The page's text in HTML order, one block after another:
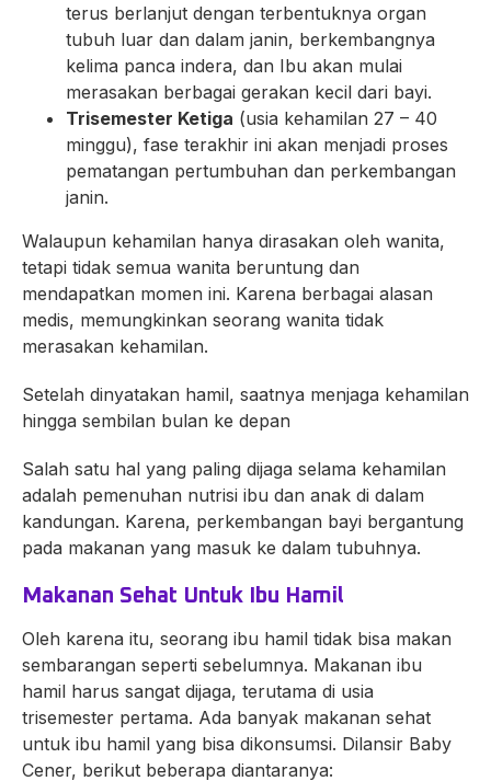
terus berlanjut dengan terbentuknya organ
tubuh luar dan dalam janin, berkembangnya
kelima panca indera, dan Ibu akan mulai
merasakan berbagai gerakan kecil dari bayi.
Trisemester Ketiga (usia kehamilan 27 – 40
minggu), fase terakhir ini akan menjadi proses
pematangan pertumbuhan dan perkembangan
janin.
Walaupun kehamilan hanya dirasakan oleh wanita,
tetapi tidak semua wanita beruntung dan
mendapatkan momen ini. Karena berbagai alasan
medis, memungkinkan seorang wanita tidak
merasakan kehamilan.
Setelah dinyatakan hamil, saatnya menjaga kehamilan
hingga sembilan bulan ke depan
Salah satu hal yang paling dijaga selama kehamilan
adalah pemenuhan nutrisi ibu dan anak di dalam
kandungan. Karena, perkembangan bayi bergantung
pada makanan yang masuk ke dalam tubuhnya.
Makanan Sehat Untuk Ibu Hamil
Oleh karena itu, seorang ibu hamil tidak bisa makan
sembarangan seperti sebelumnya. Makanan ibu
hamil harus sangat dijaga, terutama di usia
trisemester pertama. Ada banyak makanan sehat
untuk ibu hamil yang bisa dikonsumsi. Dilansir Baby
Cener, berikut beberapa diantaranya: